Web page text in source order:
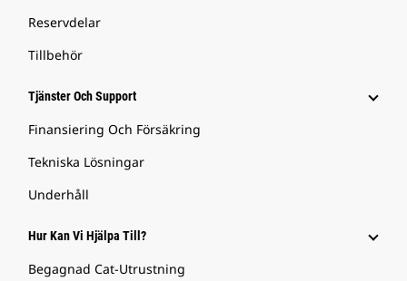
Reservdelar
Tillbehör
Tjänster Och Support
Finansiering Och Försäkring
Tekniska Lösningar
Underhåll
Hur Kan Vi Hjälpa Till?
Begagnad Cat-Utrustning